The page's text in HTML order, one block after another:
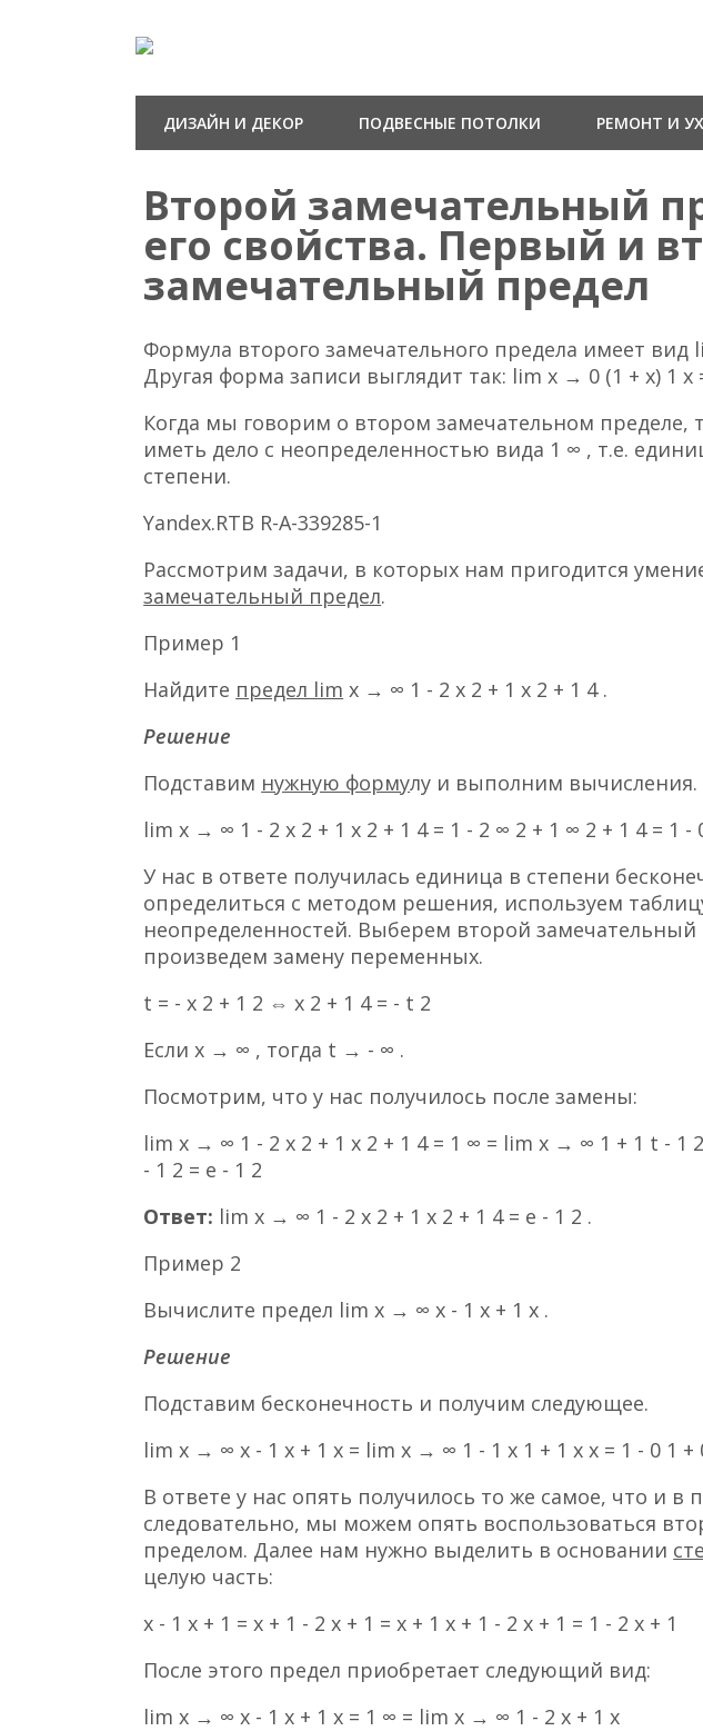
ДИЗАЙН И ДЕКОР ПОДВЕСНЫЕ ПОТОЛКИ РЕМОНТ И
Второй замечательный
его свойства. Первый и
замечательный предел
Формула второго замечательного предела имеет вид
Другая форма записи выглядит так: lim x → 0 (1 + x) 1 x
Когда мы говорим о втором замечательном пределе,
иметь дело с неопределенностью вида 1 ∞ , т.е.
степени.
Yandex.RTB R-A-339285-1
Рассмотрим задачи, в которых нам пригодится
замечательный предел.
Пример 1
Найдите предел lim x → ∞ 1 - 2 x 2 + 1 x 2 + 1 4 .
Решение
Подставим нужную формулу и выполним вычисления.
lim x → ∞ 1 - 2 x 2 + 1 x 2 + 1 4 = 1 - 2 ∞ 2 + 1 ∞ 2 + 1 4 = 1 -
У нас в ответе получилась единица в степени
определиться с методом решения, используем
неопределенностей. Выберем второй замечательный
произведем замену переменных.
t = - x 2 + 1 2 ⇔ x 2 + 1 4 = - t 2
Если x → ∞ , тогда t → - ∞ .
Посмотрим, что у нас получилось после замены:
lim x → ∞ 1 - 2 x 2 + 1 x 2 + 1 4 = 1 ∞ = lim x → ∞ 1 + 1 t -
- 1 2 = e - 1 2
Ответ: lim x → ∞ 1 - 2 x 2 + 1 x 2 + 1 4 = e - 1 2 .
Пример 2
Вычислите предел lim x → ∞ x - 1 x + 1 x .
Решение
Подставим бесконечность и получим следующее.
lim x → ∞ x - 1 x + 1 x = lim x → ∞ 1 - 1 x 1 + 1 x x = 1 - 0 1 +
В ответе у нас опять получилось то же самое, что и в
следовательно, мы можем опять воспользоваться
пределом. Далее нам нужно выделить в основании
целую часть:
x - 1 x + 1 = x + 1 - 2 x + 1 = x + 1 x + 1 - 2 x + 1 = 1 - 2 x + 1
После этого предел приобретает следующий вид:
lim x → ∞ x - 1 x + 1 x = 1 ∞ = lim x → ∞ 1 - 2 x + 1 x